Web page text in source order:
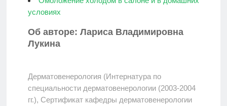
условиях
Об авторе: Лариса Владимировна
Лукина
Дерматовенерология (Интернатура по
специальности дерматовенерологии (2003-2004
гг.), Сертификат кафедры дерматовенерологии